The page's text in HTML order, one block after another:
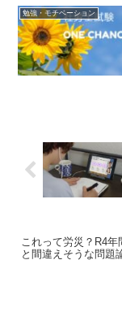
勉強・モチベーション
これって労災？R4
と間違えそうな問題